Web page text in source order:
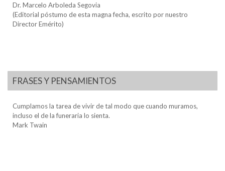
Dr. Marcelo Arboleda Segovia
(Editorial póstumo de esta magna fecha, escrito por nuestro
Director Emérito)
FRASES Y PENSAMIENTOS
Cumplamos la tarea de vivir de tal modo que cuando muramos,
incluso el de la funeraria lo sienta.
Mark Twain